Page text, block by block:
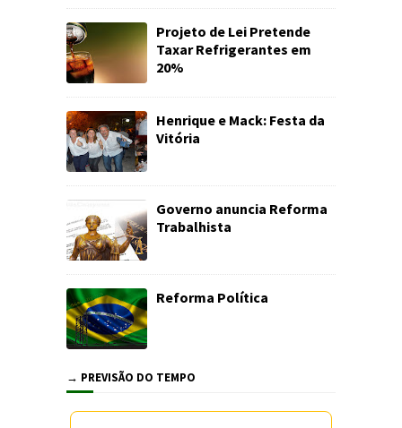
Projeto de Lei Pretende
Taxar Refrigerantes em
20%
Henrique e Mack: Festa da
Vitória
Governo anuncia Reforma
Trabalhista
Reforma Política
→ PREVISÃO DO TEMPO